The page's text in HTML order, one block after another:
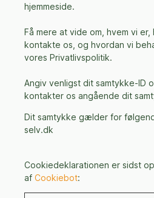
hjemmeside.
Få mere at vide om, hvem vi er,
kontakte os, og hvordan vi
vores Privatlivspolitik.
Angiv venligst dit samtykke-ID
kontakter os angående dit
Dit samtykke gælder for
selv.dk
Cookiedeklarationen er sidst
af Cookiebot: